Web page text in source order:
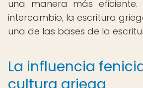
una manera más
intercambio, la escritura
una de las bases de la
La influencia